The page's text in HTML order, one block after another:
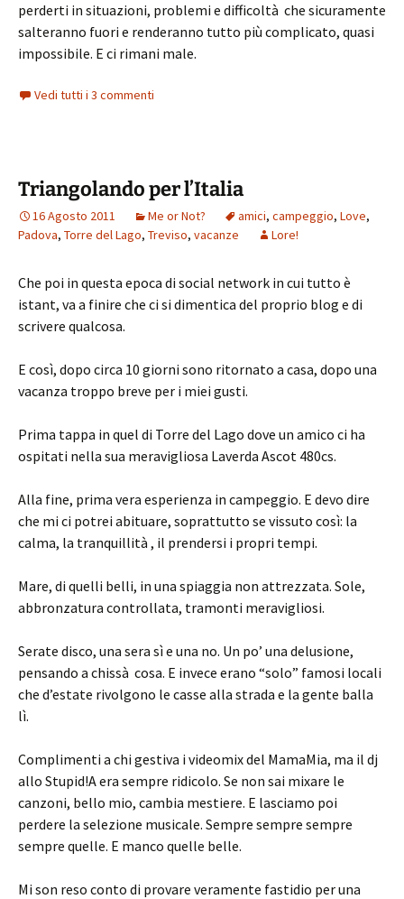
perderti in situazioni, problemi e difficoltà che sicuramente
salteranno fuori e renderanno tutto più complicato, quasi
impossibile. E ci rimani male.
Vedi tutti i 3 commenti
Triangolando per l’Italia
16 Agosto 2011 Me or Not? amici, campeggio, Love,
Padova, Torre del Lago, Treviso, vacanze Lore!
Che poi in questa epoca di social network in cui tutto è
istant, va a finire che ci si dimentica del proprio blog e di
scrivere qualcosa.
E così, dopo circa 10 giorni sono ritornato a casa, dopo una
vacanza troppo breve per i miei gusti.
Prima tappa in quel di Torre del Lago dove un amico ci ha
ospitati nella sua meravigliosa Laverda Ascot 480cs.
Alla fine, prima vera esperienza in campeggio. E devo dire
che mi ci potrei abituare, soprattutto se vissuto così: la
calma, la tranquillità , il prendersi i propri tempi.
Mare, di quelli belli, in una spiaggia non attrezzata. Sole,
abbronzatura controllata, tramonti meravigliosi.
Serate disco, una sera sì e una no. Un po’ una delusione,
pensando a chissà cosa. E invece erano “solo” famosi locali
che d’estate rivolgono le casse alla strada e la gente balla
lì.
Complimenti a chi gestiva i videomix del MamaMia, ma il dj
allo Stupid!A era sempre ridicolo. Se non sai mixare le
canzoni, bello mio, cambia mestiere. E lasciamo poi
perdere la selezione musicale. Sempre sempre sempre
sempre quelle. E manco quelle belle.
Mi son reso conto di provare veramente fastidio per una